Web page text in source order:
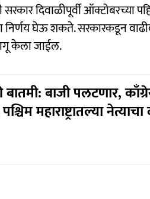
दिवाळीपूर्वी ऑक्टोबरच्या
निर्णय घेऊ शकते. सरकारकडून
केला जाईल.
बाजी पलटणार,
महाराष्ट्रातल्या नेत्याचा